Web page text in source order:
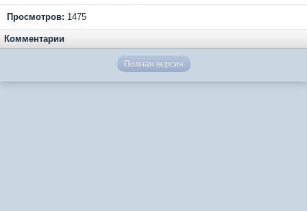
Просмотров: 1475
Комментарии
Полная версия